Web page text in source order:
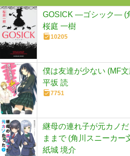
GOSICK ―ゴシック― (
桜庭 一樹
10205
僕は友達が少ない (MF
平坂 読
7751
継母の連れ子が元カノ
ままで (角川スニーカー
紙城 境介